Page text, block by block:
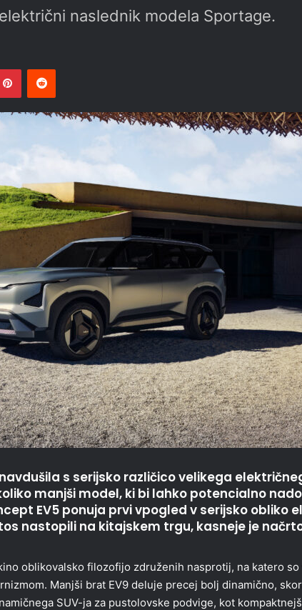
naslednik modela Sportage.
PinterestReddit
s serijsko različico velikega
manjši model, ki bi lahko potencialno
EV5 ponuja prvi vpogled v serijsko obliko
nastopili na kitajskem trgu, kasneje je
oblikovalsko filozofijo združenih nasprotij, na katero
Manjši brat EV9 deluje precej bolj dinamično,
SUV-ja za pustolovske podvige, kot